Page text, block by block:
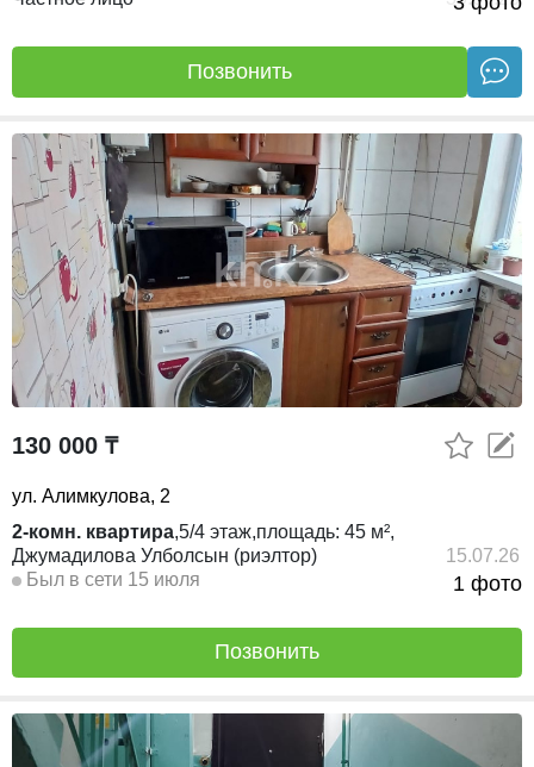
Позвонить
1 фото
130 000 ₸
ул. Алимкулова, 2
2-комн. квартира,5/4 этаж,площадь: 45 м²,
Джумадилова Улболсын (риэлтор)
15.07.26
Был в сети 15 июля
Позвонить